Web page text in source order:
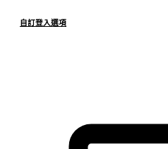
自訂登入選項